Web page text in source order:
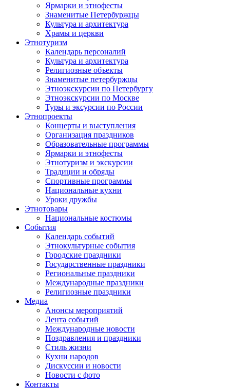
Ярмарки и этнофесты
Знаменитые Петербуржцы
Культура и архитектура
Храмы и церкви
Этнотуризм
Календарь персоналий
Культура и архитектура
Религиозные объекты
Знаменитые петербуржцы
Этноэкскурсии по Петербургу
Этноэкскурсии по Москве
Туры и эксурсии по России
Этнопроекты
Концерты и выступления
Организация праздников
Образовательные программы
Ярмарки и этнофесты
Этнотуризм и экскурсии
Традиции и обряды
Спортивные программы
Национальные кухни
Уроки дружбы
Этнотовары
Национальные костюмы
События
Календарь событий
Этнокультурные события
Городские праздники
Государственные праздники
Региональные праздники
Международные праздники
Религиозные праздники
Медиа
Анонсы мероприятий
Лента событий
Международные новости
Поздравления и праздники
Cтиль жизни
Кухни народов
Дискуссии и новости
Новости с фото
Контакты